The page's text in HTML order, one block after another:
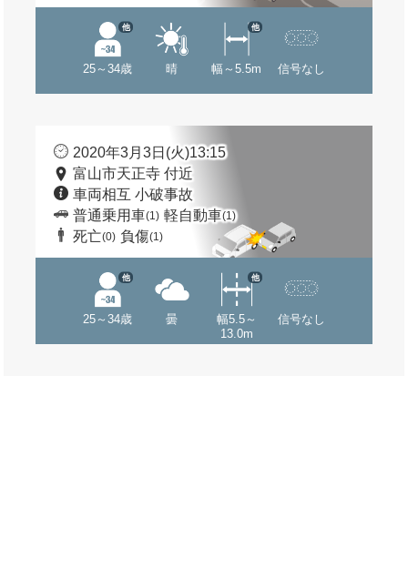
25～34歳
他
晴 幅～5.5m
他
信号なし
2020年3月3日(火)13:15
富山市天正寺 付近
車両相互 小破事故
普通乗用車(1) 軽自動車(1)
死亡(0) 負傷(1)
25～34歳
他
曇
幅5.5～
13.0m
他
信号なし